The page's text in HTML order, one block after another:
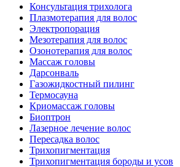
Консультация трихолога
Плазмотерапия для волос
Электропорация
Мезотерапия для волос
Озонотерапия для волос
Массаж головы
Дарсонваль
Газожидкостный пилинг
Термосауна
Криомассаж головы
Биоптрон
Лазерное лечение волос
Пересадка волос
Трихопигментация
Трихопигментация бороды и усов